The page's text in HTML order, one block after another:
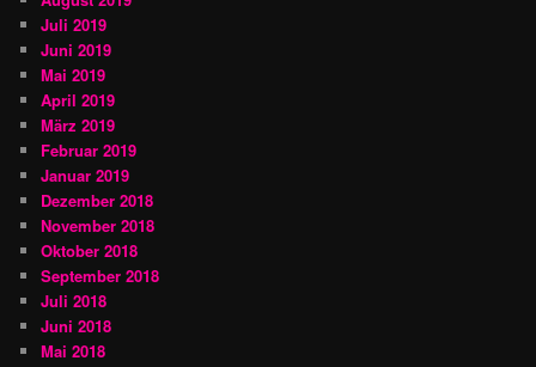
Juli 2019
Juni 2019
Mai 2019
April 2019
März 2019
Februar 2019
Januar 2019
Dezember 2018
November 2018
Oktober 2018
September 2018
Juli 2018
Juni 2018
Mai 2018